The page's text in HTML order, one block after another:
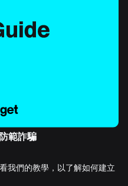
範詐騙
我們的教學，以了解如何建立